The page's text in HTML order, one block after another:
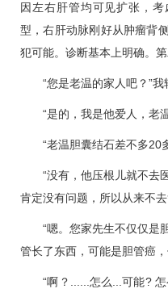
因左右肝管均可见扩张，
型，右肝动脉刚好从肿瘤背
犯可能。诊断基本上明确。
“您是老温的家人吧？”我
“是的，我是他爱人，老
“老温胆囊结石差不多20
“没有，他压根儿就不去
肯定没有问题，所以从来不
“嗯。您家先生不仅仅是
管长了东西，可能是胆管癌
“啊？......怎么...可能? 怎